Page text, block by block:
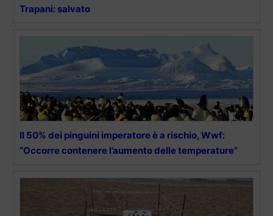
Trapani: salvato
Il 50% dei pinguini imperatore è a rischio, Wwf:
“Occorre contenere l’aumento delle temperature”